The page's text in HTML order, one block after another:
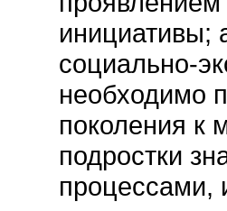
инициативы;
социально-
необходимо
поколения к
подростки
процессами,